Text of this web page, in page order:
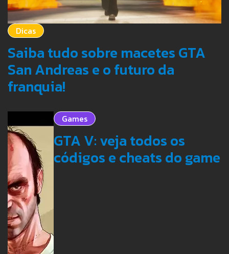
Dicas
Saiba tudo sobre macetes GTA
San Andreas e o futuro da
franquia!
Games
GTA V: veja todos os
códigos e cheats do game